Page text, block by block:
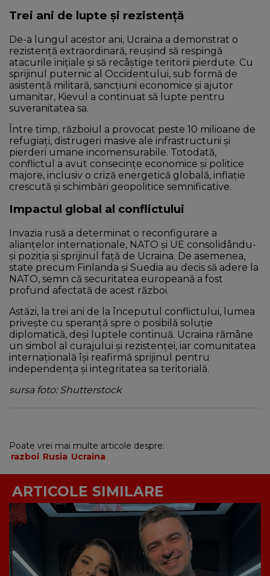
Trei ani de lupte și rezistență
De-a lungul acestor ani, Ucraina a demonstrat o
rezistență extraordinară, reușind să respingă
atacurile inițiale și să recâștige teritorii pierdute. Cu
sprijinul puternic al Occidentului, sub formă de
asistență militară, sancțiuni economice și ajutor
umanitar, Kievul a continuat să lupte pentru
suveranitatea sa.
Între timp, războiul a provocat peste 10 milioane de
refugiați, distrugeri masive ale infrastructurii și
pierderi umane incomensurabile. Totodată,
conflictul a avut consecințe economice și politice
majore, inclusiv o criză energetică globală, inflație
crescută și schimbări geopolitice semnificative.
Impactul global al conflictului
Invazia rusă a determinat o reconfigurare a
alianțelor internaționale, NATO și UE consolidându-
și poziția și sprijinul față de Ucraina. De asemenea,
state precum Finlanda și Suedia au decis să adere la
NATO, semn că securitatea europeană a fost
profund afectată de acest război.
Astăzi, la trei ani de la începutul conflictului, lumea
privește cu speranță spre o posibilă soluție
diplomatică, deși luptele continuă. Ucraina rămâne
un simbol al curajului și rezistenței, iar comunitatea
internațională își reafirmă sprijinul pentru
independența și integritatea sa teritorială.
sursa foto: Shutterstock
Poate vrei mai multe articole despre:
razboi Rusia Ucraina
ARTICOLE SIMILARE